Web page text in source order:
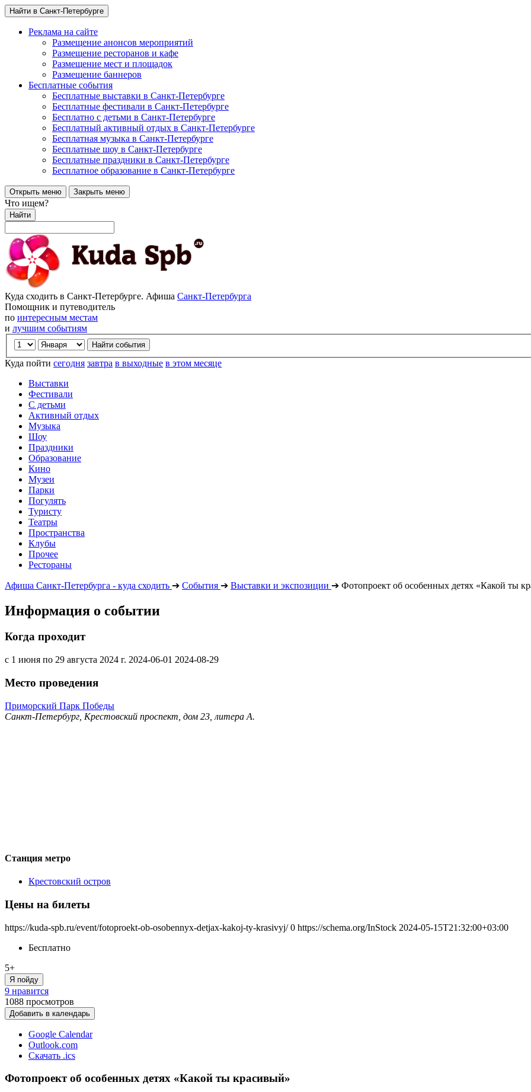
Найти в Санкт-Петербурге
Реклама на сайте
Размещение анонсов мероприятий
Размещение ресторанов и кафе
Размещение мест и площадок
Размещение баннеров
Бесплатные события
Бесплатные выставки в Санкт-Петербурге
Бесплатные фестивали в Санкт-Петербурге
Бесплатно с детьми в Санкт-Петербурге
Бесплатный активный отдых в Санкт-Петербурге
Бесплатная музыка в Санкт-Петербурге
Бесплатные шоу в Санкт-Петербурге
Бесплатные праздники в Санкт-Петербурге
Бесплатное образование в Санкт-Петербурге
Открыть меню Закрыть меню
Что ищем?
Найти
Куда сходить в Санкт-Петербурге. Афиша Санкт-Петербурга
Помощник и путеводитель
по интересным местам
и лучшим событиям
Куда пойти сегодня завтра в выходные в этом месяце
Выставки
Фестивали
С детьми
Активный отдых
Музыка
Шоу
Праздники
Образование
Кино
Музеи
Парки
Погулять
Туристу
Театры
Пространства
Клубы
Прочее
Рестораны
Афиша Санкт-Петербурга - куда сходить ➔ События ➔ Выставки и экспозиции ➔ Фотопроект об особенных детях «Какой ты
Информация о событии
Когда проходит
с 1 июня по 29 августа 2024 г. 2024-06-01 2024-08-29
Место проведения
Приморский Парк Победы
Санкт-Петербург, Крестовский проспект, дом 23, литера А.
Станция метро
Крестовский остров
Цены на билеты
https://kuda-spb.ru/event/fotoproekt-ob-osobennyx-detjax-kakoj-ty-krasivyj/ 0 https://schema.org/InStock 2024-05-15T21:32:00+03:00
Бесплатно
5+
Я пойду
9 нравится
1088 просмотров
Добавить в календарь
Google Calendar
Outlook.com
Скачать .ics
Фотопроект об особенных детях «Какой ты красивый»